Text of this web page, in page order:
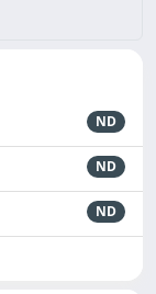
ND
ND
ND